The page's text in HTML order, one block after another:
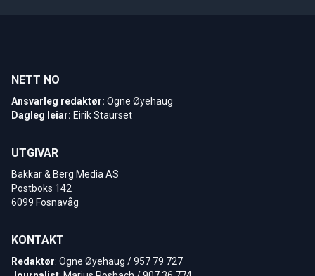
NETT NO
Ansvarleg redaktør: Ogne Øyehaug
Dagleg leiar: Eirik Staurset
UTGIVAR
Bakkar & Berg Media AS
Postboks 142
6099 Fosnavåg
KONTAKT
Redaktør: Ogne Øyehaug / 957 79 727